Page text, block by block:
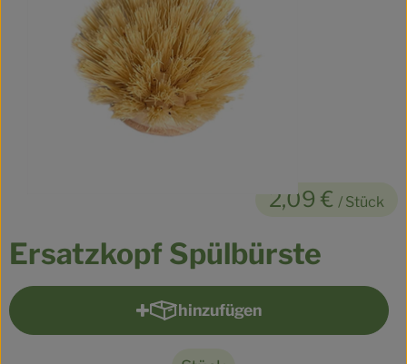
Kühltheke
Veganes
So geht’s
Ersatzkopf Spülbürste
2,09 € / Stück
hinzufügen
Produkt zum Warenkorb